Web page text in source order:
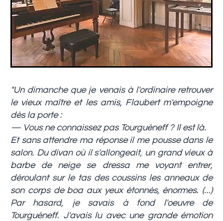
"Un dimanche que je venais à l'ordinaire retrouver
le vieux maître et les amis, Flaubert m'empoigne
dès la porte :
— Vous ne connaissez pas Tourguéneff ? Il est là.
Et sans attendre ma réponse il me pousse dans le
salon. Du divan où il s'allongeait, un grand vieux à
barbe de neige se dressa me voyant entrer,
déroulant sur le tas des coussins les anneaux de
son corps de boa aux yeux étonnés, énormes. (...)
Par hasard, je savais à fond l'oeuvre de
Tourguéneff. J'avais lu avec une grande émotion